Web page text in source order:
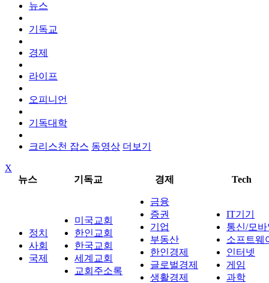
뉴스
기독교
경제
라이프
오피니언
기독대학
크리스천 잡스 동영상 더보기
X
뉴스
기독교 경제 Tech
정치
사회
국제
미국교회
한인교회
한국교회
세계교회
교회주소록
금융
증권
기업
부동산
한인경제
글로벌경제
생활경제
IT기기
통신/모
소프트웨
인터넷
게임
과학